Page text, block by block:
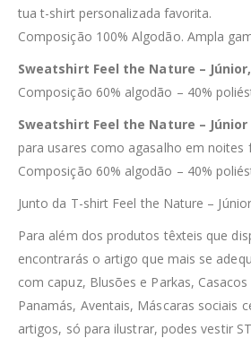
tua t-shirt personalizada favorita.
Composição 100% Algodão. Ampla
Sweatshirt Feel the Nature – Júnior,
Composição 60% algodão – 40%
Sweatshirt Feel the Nature – Júnior
para usares como agasalho em noites
Composição 60% algodão – 40%
Junto da T-shirt Feel the Nature –
Para além dos produtos têxteis que
encontrarás o artigo que mais se
com capuz, Blusões e Parkas,
Panamás, Aventais, Máscaras sociais
artigos, só para ilustrar, podes vestir